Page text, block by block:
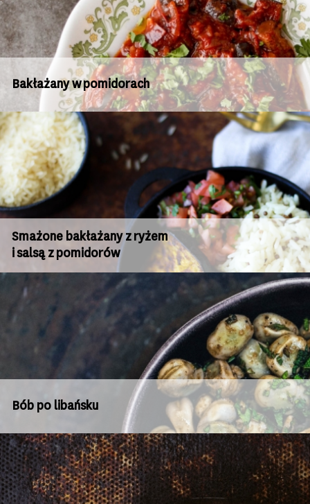
Bakłażany w pomidorach
Smażone bakłażany z ryżem
i salsą z pomidorów
Bób po libańsku